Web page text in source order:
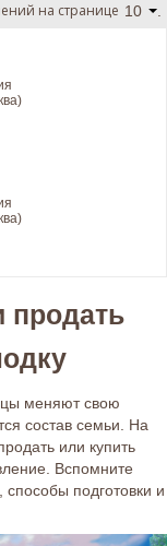
10
на странице
продать
меняют свою
состав семьи. На
или купить
Вспомните
подготовки и